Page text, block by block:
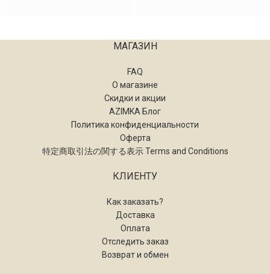
МАГАЗИН
FAQ
О магазине
Скидки и акции
AZIMKA Блог
Политика конфиденциальности
Оферта
特定商取引法の関する表示 Terms and Conditions
КЛИЕНТУ
Как заказать?
Доставка
Оплата
Отследить заказ
Возврат и обмен